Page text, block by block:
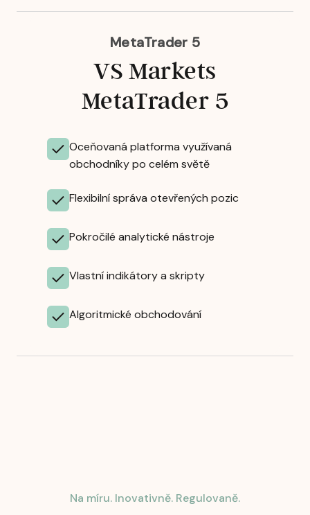
MetaTrader 5
VS Markets
MetaTrader 5
Oceňovaná platforma využívaná
obchodníky po celém světě
Flexibilní správa otevřených pozic
Pokročilé analytické nástroje
Vlastní indikátory a skripty
Algoritmické obchodování
Na míru. Inovativně. Regulovaně.